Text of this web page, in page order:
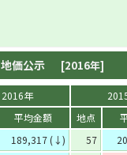
価公示 [2016年]
2016年
平均金額 地点
189,317 (↓) 57